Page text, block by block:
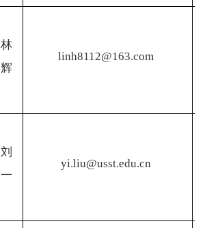
林
辉
linh8112@163.com
刘
一
yi.liu@usst.edu.cn